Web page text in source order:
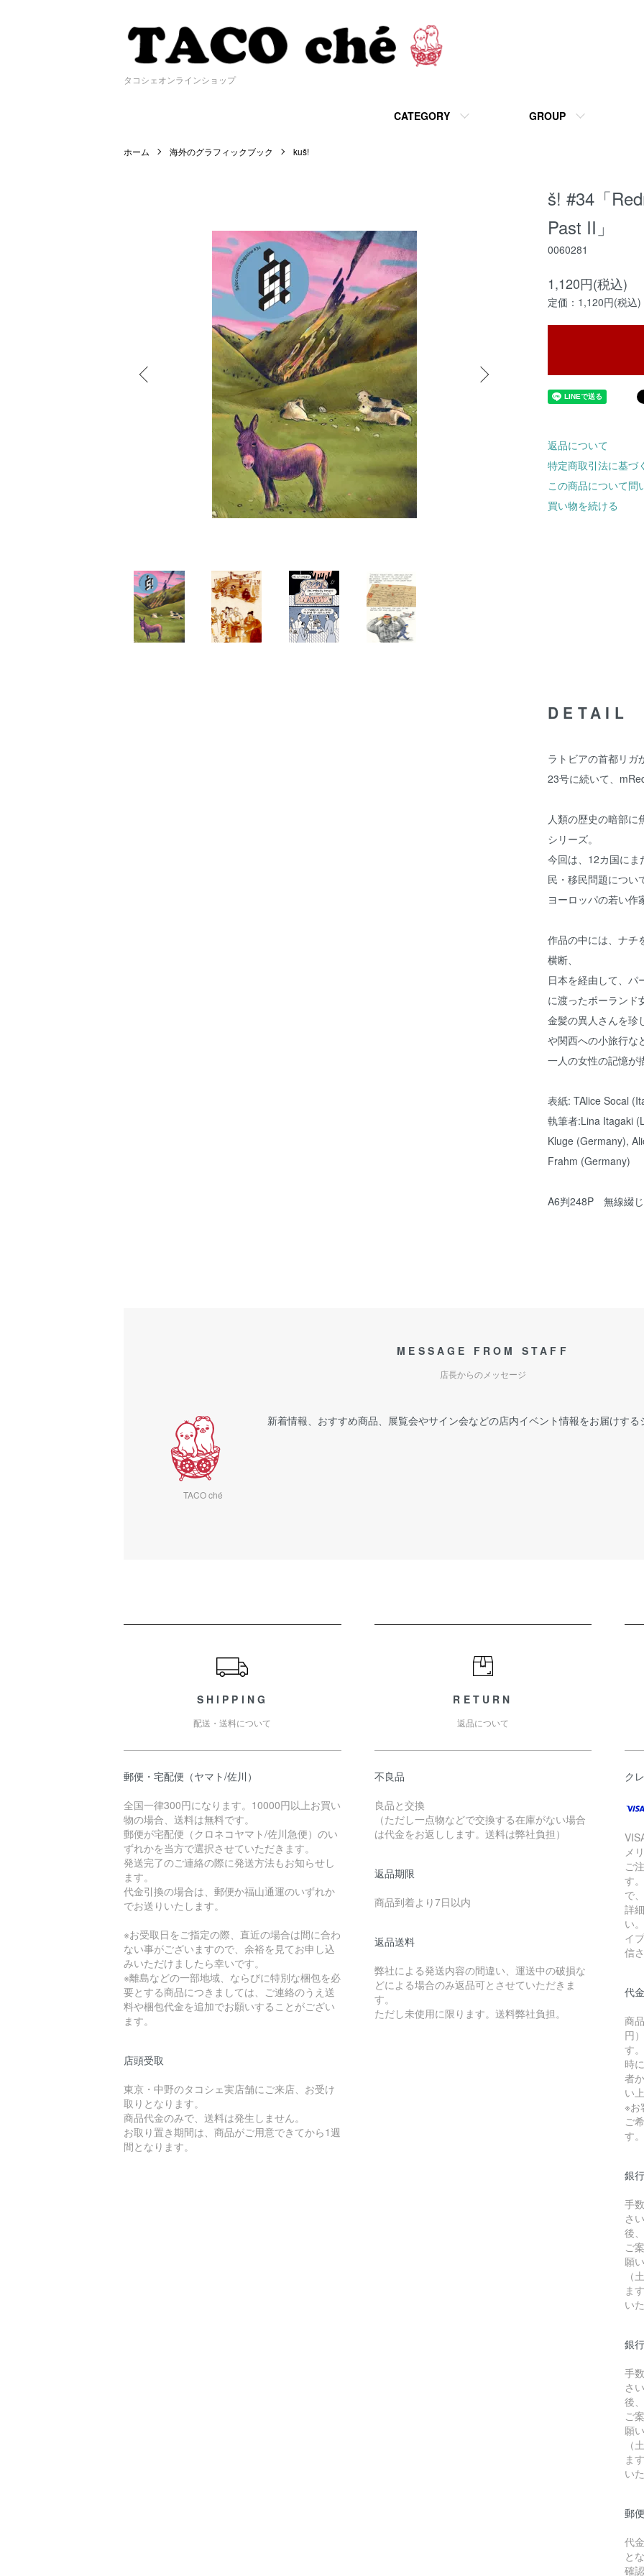
タコシェオンラインショップ
CATEGORY GROUP
ホーム 海外のグラフィックブック kuš!
š! #34「
Past II」
0060281
1,120円(税込)
定価：1,120円(税込)
返品について
特定商取引法に基づ
この商品について問
買い物を続ける
DETAIL
ラトビアの首都リガ
23号に続いて、
人類の歴史の暗部に
シリーズ。
今回は、12カ国にま
民・移民問題につい
ヨーロッパの若い作
作品の中には、ナチ
横断、
日本を経由して、パ
に渡ったポーランド
金髪の異人さんを珍
や関西への小旅行な
一人の女性の記憶が
表紙: TAlice Socal
執筆者:Lina Itagaki
Kluge (Germany),
Frahm (Germany)
A6判248P 無線綴
MESSAGE FROM STAFF
店長からのメッセージ
TACO ché
新着情報、おすすめ商品、展覧会やサイン会などの店内イベント情報をお届けする
SHIPPING
配送・送料について
郵便・宅配便（ヤマト/佐川）
全国一律300円になります。10000円以上お買い
物の場合、送料は無料です。
郵便が宅配便（クロネコヤマト/佐川急便）のい
ずれかを当方で選択させていただきます。
発送完了のご連絡の際に発送方法もお知らせし
ます。
代金引換の場合は、郵便か福山通運のいずれか
でお送りいたします。
※お受取日をご指定の際、直近の場合は間に合わ
ない事がございますので、余裕を見てお申し込
みいただけましたら幸いです。
※離島などの一部地域、ならびに特別な梱包を必
要とする商品につきましては、ご連絡のうえ送
料や梱包代金を追加でお願いすることがござい
ます。
店頭受取
東京・中野のタコシェ実店舗にご来店、お受け
取りとなります。
商品代金のみで、送料は発生しません。
お取り置き期間は、商品がご用意できてから1週
間となります。
RETURN
返品について
不良品
良品と交換
（ただし一点物などで交換する在庫がない場合
は代金をお返しします。送料は弊社負担）
返品期限
商品到着より7日以内
返品送料
弊社による発送内容の間違い、運送中の破損な
どによる場合のみ返品可とさせていただきま
す。
ただし未使用に限ります。送料弊社負担。
ク
メ
ご
す
で
詳
い。
イ
信
代
商
円
す
時
者
い
※お
ご
す。
銀
手
さ
後
ご
願
（
ま
い
銀
手
さ
後
ご
願
（
ま
い
郵
代
と
確